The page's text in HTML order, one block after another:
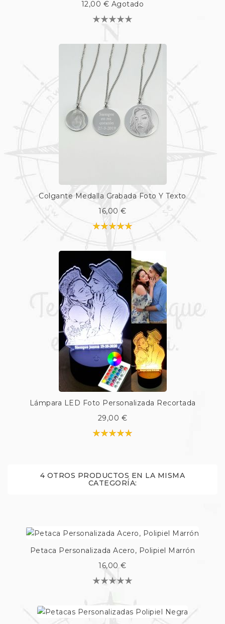
12,00 € Agotado
Colgante Medalla Grabada Foto Y Texto
16,00 €
Lámpara LED Foto Personalizada Recortada
29,00 €
4 OTROS PRODUCTOS EN LA MISMA
CATEGORÍA:
Petaca Personalizada Acero, Polipiel Marrón
16,00 €